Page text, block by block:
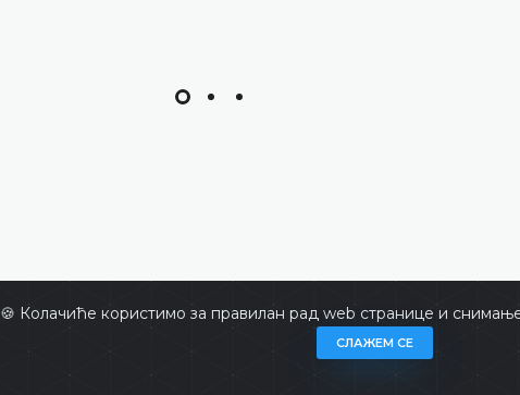
🍪 Колачиће користимо за правилан рад web странице и
СЛАЖЕМ СЕ